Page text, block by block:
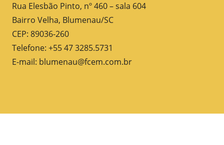
Rua Elesbão Pinto, nº 460 – sala 604
Bairro Velha, Blumenau/SC
CEP: 89036-260
Telefone: +55 47 3285.5731
E-mail: blumenau@fcem.com.br